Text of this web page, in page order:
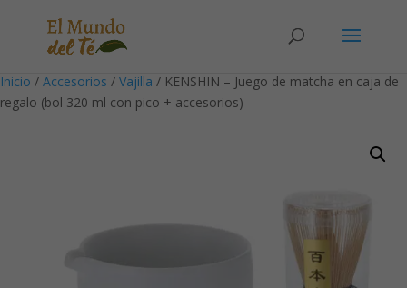
Inicio / Accesorios / Vajilla / KENSHIN – Juego de matcha en caja de
regalo (bol 320 ml con pico + accesorios)